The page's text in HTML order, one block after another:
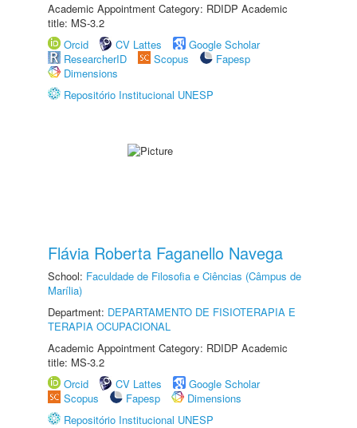
Academic Appointment Category: RDIDP Academic
title: MS-3.2
Orcid
CV Lattes
Google Scholar
ResearcherID
Scopus
Fapesp
Dimensions
Repositório Institucional UNESP
Flávia Roberta Faganello Navega
School: Faculdade de Filosofia e Ciências (Câmpus de
Marília)
Department: DEPARTAMENTO DE FISIOTERAPIA E
TERAPIA OCUPACIONAL
Academic Appointment Category: RDIDP Academic
title: MS-3.2
Orcid
CV Lattes
Google Scholar
Scopus
Fapesp
Dimensions
Repositório Institucional UNESP